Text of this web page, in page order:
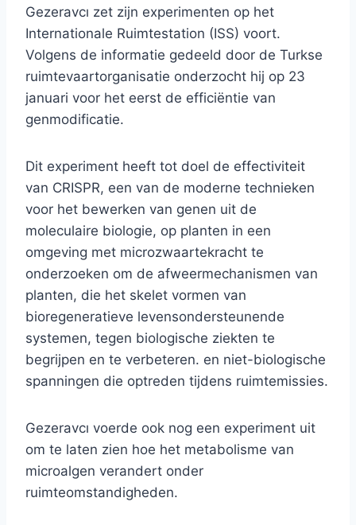
Gezeravcı zet zijn experimenten op het
Internationale Ruimtestation (ISS) voort.
Volgens de informatie gedeeld door de Turkse
ruimtevaartorganisatie onderzocht hij op 23
januari voor het eerst de efficiëntie van
genmodificatie.
Dit experiment heeft tot doel de effectiviteit
van CRISPR, een van de moderne technieken
voor het bewerken van genen uit de
moleculaire biologie, op planten in een
omgeving met microzwaartekracht te
onderzoeken om de afweermechanismen van
planten, die het skelet vormen van
bioregeneratieve levensondersteunende
systemen, tegen biologische ziekten te
begrijpen en te verbeteren. en niet-biologische
spanningen die optreden tijdens ruimtemissies.
Gezeravcı voerde ook nog een experiment uit
om te laten zien hoe het metabolisme van
microalgen verandert onder
ruimteomstandigheden.